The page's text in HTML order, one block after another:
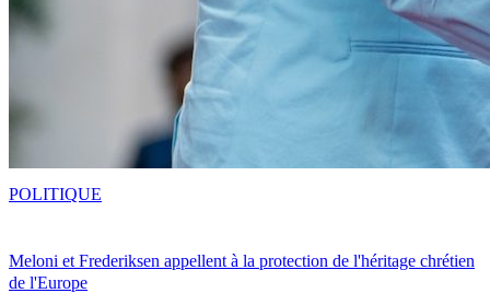
Meloni et Frederiksen appellent à la protection de l'héritage chrétien
de l'Europe
POLITIQUE